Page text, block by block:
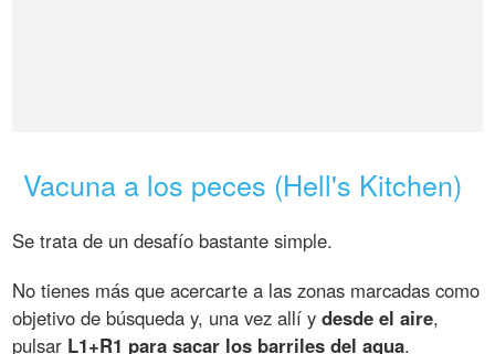
Vacuna a los peces (Hell's Kitchen)
Se trata de un desafío bastante simple.
No tienes más que acercarte a las zonas marcadas como
objetivo de búsqueda y, una vez allí ydesde el aire,
pulsar L1+R1 para sacar los barriles del agua.